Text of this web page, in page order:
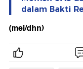
dalam Bakti
(mei/dhn)